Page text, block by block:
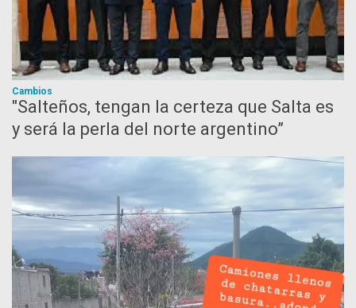
Cambios
"Salteños, tengan la certeza que Salta es
y será la perla del norte argentino”